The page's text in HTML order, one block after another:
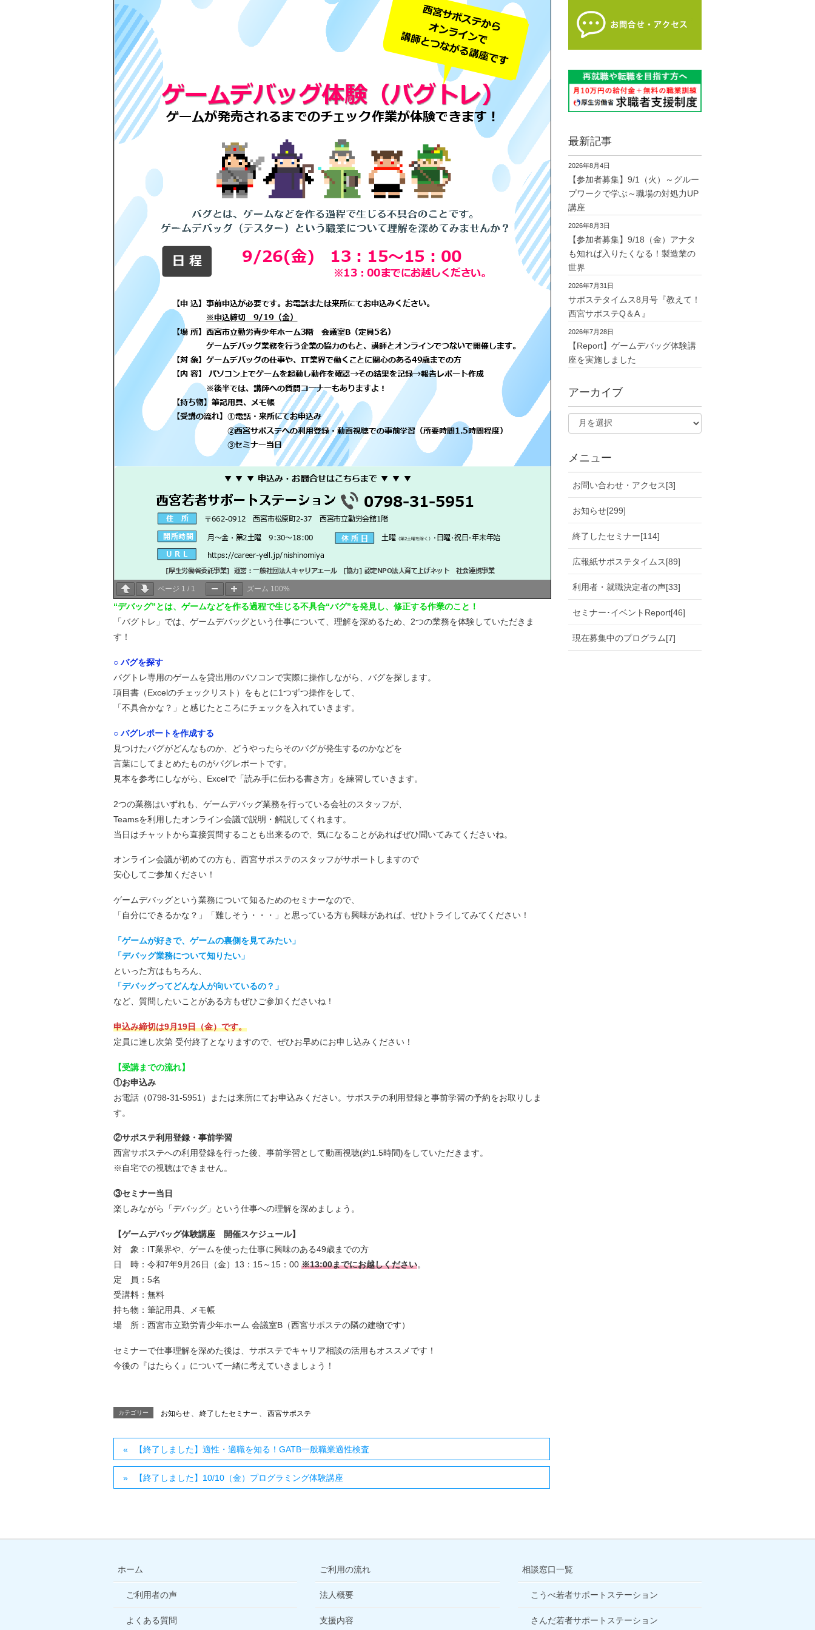
ページ 1 / 1 ズーム 100%
“デバッグ”とは、ゲームなどを作る過程で生じる不具合“バグ”を発見し、修正する作業のこと！
「バグトレ」では、ゲームデバッグという仕事について、理解を深めるため、2つの業務を体験していただきま
す！
○ バグを探す
バグトレ専用のゲームを貸出用のパソコンで実際に操作しながら、バグを探します。
項目書（Excelのチェックリスト）をもとに1つずつ操作をして、
「不具合かな？」と感じたところにチェックを入れていきます。
○ バグレポートを作成する
見つけたバグがどんなものか、どうやったらそのバグが発生するのかなどを
言葉にしてまとめたものがバグレポートです。
見本を参考にしながら、Excelで「読み手に伝わる書き方」を練習していきます。
2つの業務はいずれも、ゲームデバッグ業務を行っている会社のスタッフが、
Teamsを利用したオンライン会議で説明・解説してくれます。
当日はチャットから直接質問することも出来るので、気になることがあればぜひ聞いてみてくださいね。
オンライン会議が初めての方も、西宮サポステのスタッフがサポートしますので
安心してご参加ください！
ゲームデバッグという業務について知るためのセミナーなので、
「自分にできるかな？」「難しそう・・・」と思っている方も興味があれば、ぜひトライしてみてください！
「ゲームが好きで、ゲームの裏側を見てみたい」
「デバッグ業務について知りたい」
といった方はもちろん、
「デバッグってどんな人が向いているの？」
など、質問したいことがある方もぜひご参加くださいね！
申込み締切は9月19日（金）です。
定員に達し次第 受付終了となりますので、ぜひお早めにお申し込みください！
【受講までの流れ】
①お申込み
お電話（0798-31-5951）または来所にてお申込みください。サポステの利用登録と事前学習の予約をお取りしま
す。
②サポステ利用登録・事前学習
西宮サポステへの利用登録を行った後、事前学習として動画視聴(約1.5時間)をしていただきます。
※自宅での視聴はできません。
③セミナー当日
楽しみながら「デバッグ」という仕事への理解を深めましょう。
【ゲームデバッグ体験講座 開催スケジュール】
対 象：IT業界や、ゲームを使った仕事に興味のある49歳までの方
日 時：令和7年9月26日（金）13：15～15：00 ※13:00までにお越しください。
定 員：5名
受講料：無料
持ち物：筆記用具、メモ帳
場 所：西宮市立勤労青少年ホーム 会議室B（西宮サポステの隣の建物です）
セミナーで仕事理解を深めた後は、サポステでキャリア相談の活用もオススメです！
今後の『はたらく』について一緒に考えていきましょう！
カテゴリー お知らせ 終了したセミナー 西宮サポステ
【終了しました】適性・適職を知る！GATB一般職業適性検査
【終了しました】10/10（金）プログラミング体験講座
最新記事
2026年8月4日
【参加者募集】9/1（火）～グルー
プワークで学ぶ～職場の対処力UP
講座
2026年8月3日
【参加者募集】9/18（金）アナタ
も知れば入りたくなる！製造業の
世界
2026年7月31日
サポステタイムス8月号『教えて！
西宮サポステQ＆A 』
2026年7月28日
【Report】ゲームデバッグ体験講
座を実施しました
アーカイブ
メニュー
お問い合わせ・アクセス[3]
お知らせ[299]
終了したセミナー[114]
広報紙サポステタイムス[89]
利用者・就職決定者の声[33]
セミナー･イベントReport[46]
現在募集中のプログラム[7]
ホーム
ご利用者の声
よくある質問
ご利用の流れ
法人概要
支援内容
相談窓口一覧
こうべ若者サポートステーション
さんだ若者サポートステーション